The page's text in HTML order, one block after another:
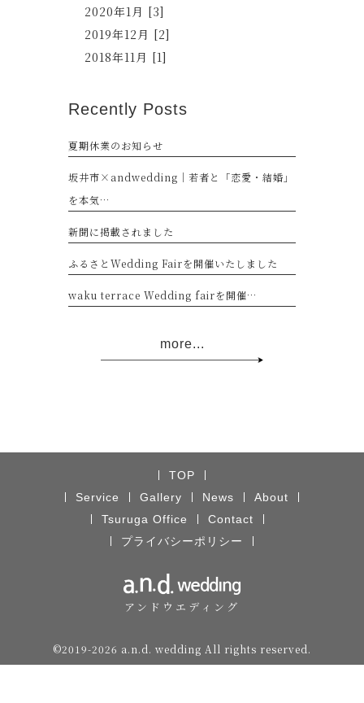
2020年1月 [3]
2019年12月 [2]
2018年11月 [1]
Recently Posts
夏期休業のお知らせ
坂井市×andwedding｜若者と「恋愛・結婚」
を本気…
新聞に掲載されました
ふるさとWedding Fairを開催いたしました
waku terrace Wedding fairを開催…
more...
TOP
Service
Gallery News
About
Tsuruga Office
Contact
プライバシーポリシー
アンドウエディング
©️2019-2026 a.n.d. wedding All rights reserved.